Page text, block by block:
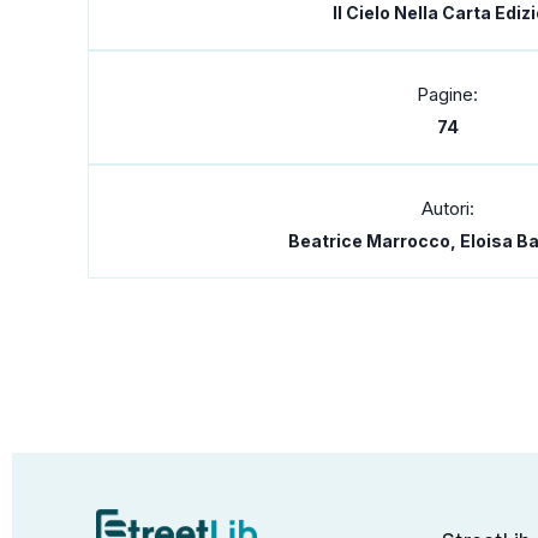
Il Cielo Nella Carta
Pagine:
74
Autori:
Beatrice Marrocco, Eloisa